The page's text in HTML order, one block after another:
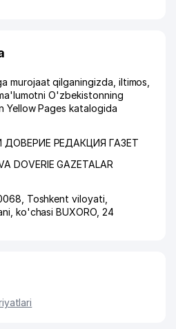
murojaat qilganingizda, iltimos,
O'zbekistonning
Yellow Pages katalogida
РЕДАКЦИЯ ГАЗЕТ
DOVERIE GAZETALAR
Toshkent viloyati
ko'chasi BUXORO, 24